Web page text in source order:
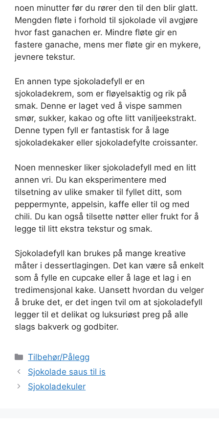
noen minutter før du rører den til den blir glatt.
Mengden fløte i forhold til sjokolade vil avgjøre
hvor fast ganachen er. Mindre fløte gir en
fastere ganache, mens mer fløte gir en mykere,
jevnere tekstur.
En annen type sjokoladefyll er en
sjokoladekrem, som er fløyelsaktig og rik på
smak. Denne er laget ved å vispe sammen
smør, sukker, kakao og ofte litt vaniljeekstrakt.
Denne typen fyll er fantastisk for å lage
sjokoladekaker eller sjokoladefylte croissanter.
Noen mennesker liker sjokoladefyll med en litt
annen vri. Du kan eksperimentere med
tilsetning av ulike smaker til fyllet ditt, som
peppermynte, appelsin, kaffe eller til og med
chili. Du kan også tilsette nøtter eller frukt for å
legge til litt ekstra tekstur og smak.
Sjokoladefyll kan brukes på mange kreative
måter i dessertlagingen. Det kan være så enkelt
som å fylle en cupcake eller å lage et lag i en
tredimensjonal kake. Uansett hvordan du velger
å bruke det, er det ingen tvil om at sjokoladefyll
legger til et delikat og luksuriøst preg på alle
slags bakverk og godbiter.
Kategorier
Tilbehør/Pålegg
Sjokolade saus til is
Sjokoladekuler